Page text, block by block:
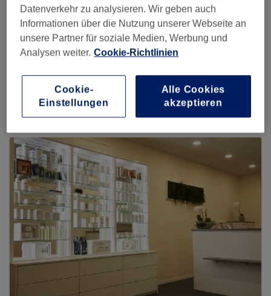
Finde die besten Salons in deiner Nähe
Auf Treatwell finden
Datenverkehr zu analysieren. Wir geben auch
Informationen über die Nutzung unserer Webseite an
unsere Partner für soziale Medien, Werbung und
Analysen weiter. Cookie-Richtlinien
Cookie-
Einstellungen
Alle Cookies
akzeptieren